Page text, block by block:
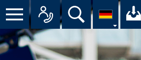
Menü Alle Suche